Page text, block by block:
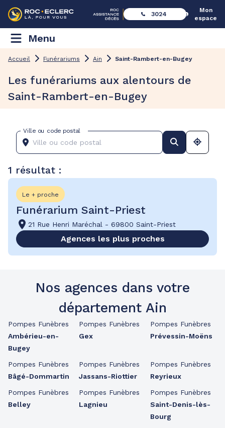
3024
Mon
espace
Menu
Accueil Funérariums Ain Saint-Rambert-en-Bugey
Les funérariums aux alentours de
Saint-Rambert-en-Bugey
Ville ou code postal
1 résultat :
Le + proche
Funérarium Saint-Priest
21 Rue Henri Maréchal - 69800 Saint-Priest
Agences les plus proches
Nos agences dans votre
département Ain
Pompes Funèbres
Ambérieu-en-
Bugey
Pompes Funèbres
Bâgé-Dommartin
Pompes Funèbres
Belley
Pompes Funèbres
Gex
Pompes Funèbres
Jassans-Riottier
Pompes Funèbres
Lagnieu
Pompes Funèbres
Prévessin-Moëns
Pompes Funèbres
Reyrieux
Pompes Funèbres
Saint-Denis-lès-
Bourg